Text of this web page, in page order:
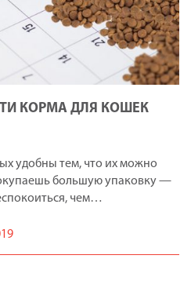
КОРМА ДЛЯ КОШЕК
удобны тем, что их можно
большую упаковку —
чем…